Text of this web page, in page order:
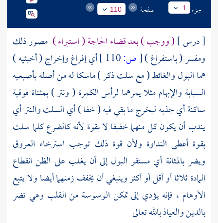
جزء 1 صفحة 110
[ درس ]( ووجب ) بعد قضاء الحاجة ( استبراء ) مصور ذلك
ومفسر ( باستفراغ )[ص:
أي إفراغ وإخراج ( أخبثيه )
هما البول والغائط ( مع سلت ذكر ) ماسكا له من أصله بأصبعيه
السبابة والإبهام مثلا يمرهما لرأس الكمرة ( ونتر ) بمثناة فوقية
ساكنة أي جذبه ليخرج ما بقي فيه ( خفا ) أي السلت والنتر أي
يندب أن يكون كل منهما خفيفا لا بقوة لأنه كالضرع كلما سلت
بقوة أعطى النداوة ولأن قوة ذلك توجب استرخاء العروق
ويضر بالمثانة أي مستقر البول إلى أن يغلب على الظن انقطاع
المادة ثلاثا أو أقل أو أكثر وينبغي أن يخفف زمنهما أيضا ولا يتبع
الأوهام ، فإنه يؤدي إلى تمكن الوسوسة من القلب وهي تضر
بالدين والعياذ بالله تعالى